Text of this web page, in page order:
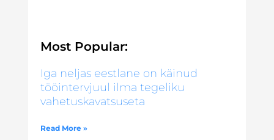
Most Popular:
Iga neljas eestlane on käinud
tööintervjuul ilma tegeliku
vahetuskavatsuseta
Read More »